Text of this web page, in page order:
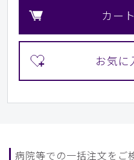
カー
病院等での一括注文をご